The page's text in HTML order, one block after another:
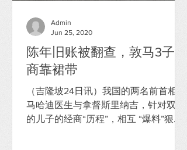
陈年旧账被翻查，敦马3子经
商靠裙带
（吉隆坡24日讯）我国的两名前首相敦
马哈迪医生与拿督斯里纳吉，针对双方
的儿子的经商“历程”，相互 “爆料”狠揭
Admin
Jun 25, 2020